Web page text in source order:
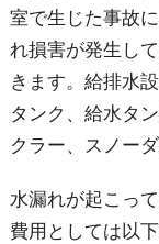
室で生じた事故
れ損害が発生し
きます。給排水
タンク、給水タ
クラー、スノー
水漏れが起こっ
費用としては以